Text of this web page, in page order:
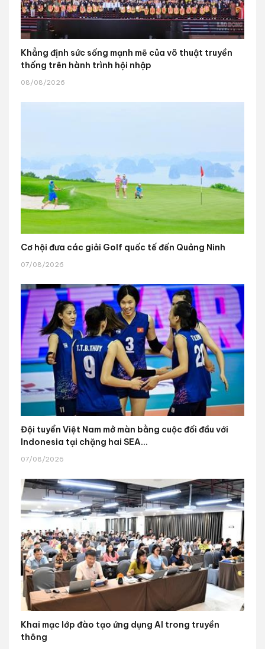
Khẳng định sức sống mạnh mẽ của võ thuật truyền
thống trên hành trình hội nhập
08/08/2026
Cơ hội đưa các giải Golf quốc tế đến Quảng Ninh
07/08/2026
Đội tuyển Việt Nam mở màn bằng cuộc đối đầu với
Indonesia tại chặng hai SEA...
07/08/2026
Khai mạc lớp đào tạo ứng dụng AI trong truyền
thông